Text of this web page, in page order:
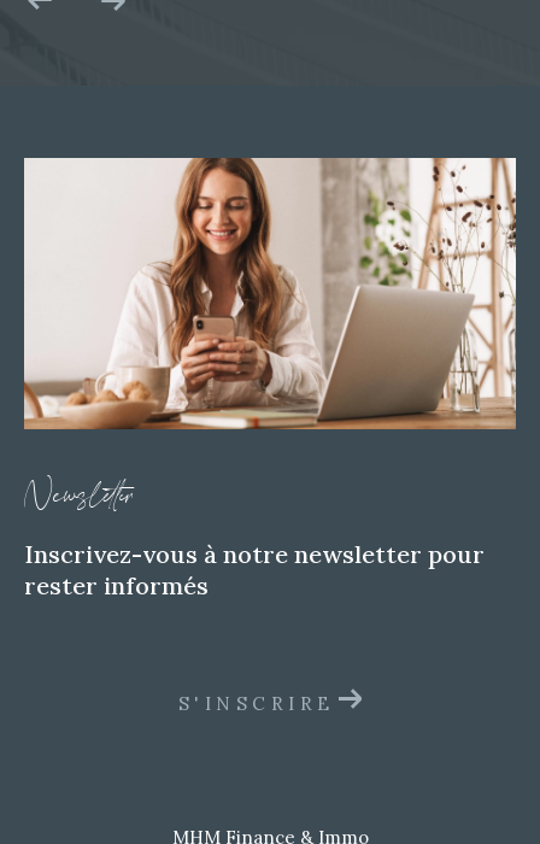
Newsletter
Inscrivez-vous à notre newsletter pour
rester informés
S'INSCRIRE
MHM Finance & Immo